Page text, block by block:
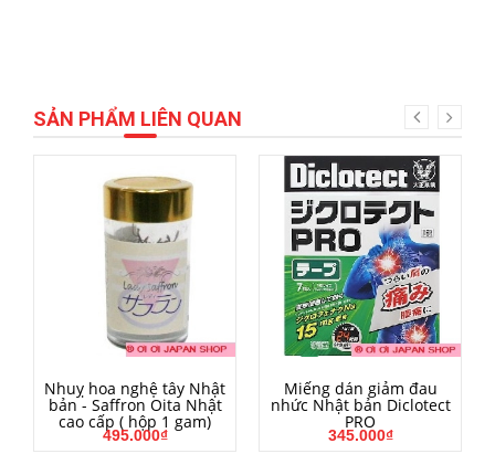
SẢN PHẨM LIÊN QUAN
MUA HÀNG
Nhuỵ hoa nghệ tây Nhật
bản - Saffron Oita Nhật
cao cấp ( hộp 1 gam)
495.000₫
MUA HÀNG
Miếng dán giảm đau
nhức Nhật bản Diclotect
PRO
345.000₫